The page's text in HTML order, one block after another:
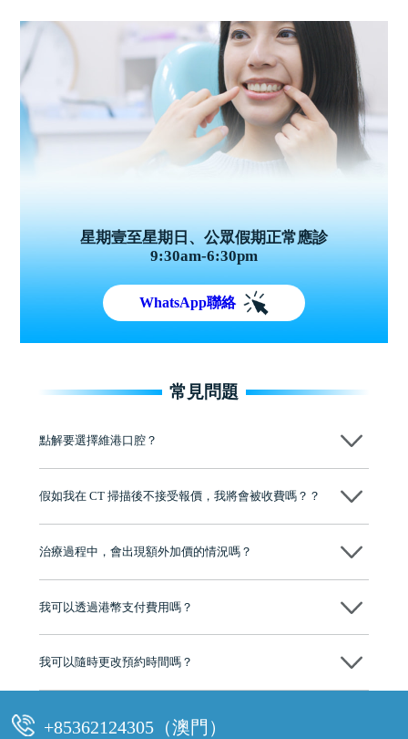
星期壹至星期日、公眾假期正常應診
9:30am-6:30pm
WhatsApp聯絡
常見問題
點解要選擇維港口腔？
牌」、「2025香港企業領袖品牌」，是諾貝爾種植系統全球放心植牙中
至今已服務超過三十個國家和地區的顧客，受到粵港澳大灣區及周邊城
有咨詢及服務保障中心，有任何問題都可以隨時預約免費咨詢，讓人十
假如我在 CT 掃描後不接受報價，我將會被收費嗎？？
治療過程中，會出現額外加價的情況嗎？
我可以透過港幣支付費用嗎？
可以。維港口腔會按照當日匯率轉算收取費用，而匯率會及時告知客人
我可以隨時更改預約時間嗎？
+85362124305（澳門）